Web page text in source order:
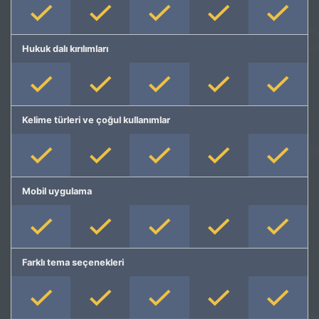
Hukuk dalı kırılımları
Kelime türleri ve çoğul kullanımlar
Mobil uygulama
Farklı tema seçenekleri